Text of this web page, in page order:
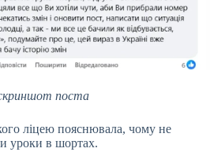
скриншот поста
ліцею пояснювала, чому не
уроки в шортах.